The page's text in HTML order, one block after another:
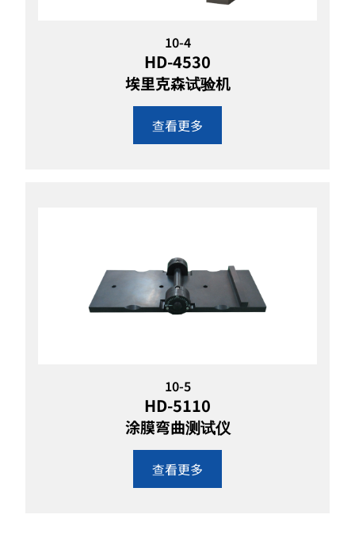
10-4
HD-4530
埃里克森试验机
查看更多
10-5
HD-5110
涂膜弯曲测试仪
查看更多